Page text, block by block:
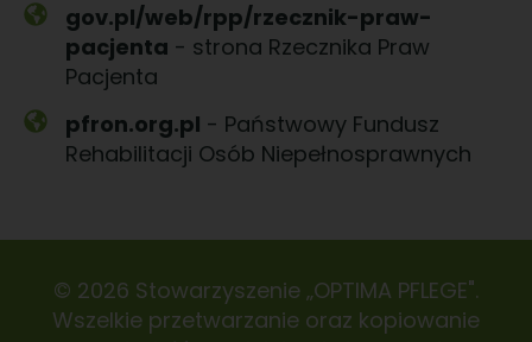
gov.pl/web/rpp/rzecznik-praw-
pacjenta - strona Rzecznika Praw
Pacjenta
pfron.org.pl - Państwowy Fundusz
Rehabilitacji Osób Niepełnosprawnych
© 2026 Stowarzyszenie „OPTIMA PFLEGE".
Wszelkie przetwarzanie oraz kopiowanie